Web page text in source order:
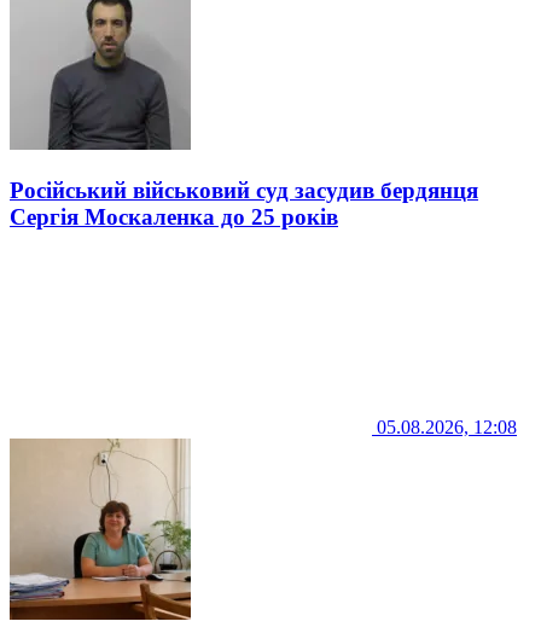
Російський військовий суд засудив бердянця
Сергія Москаленка до 25 років
05.08.2026, 12:08